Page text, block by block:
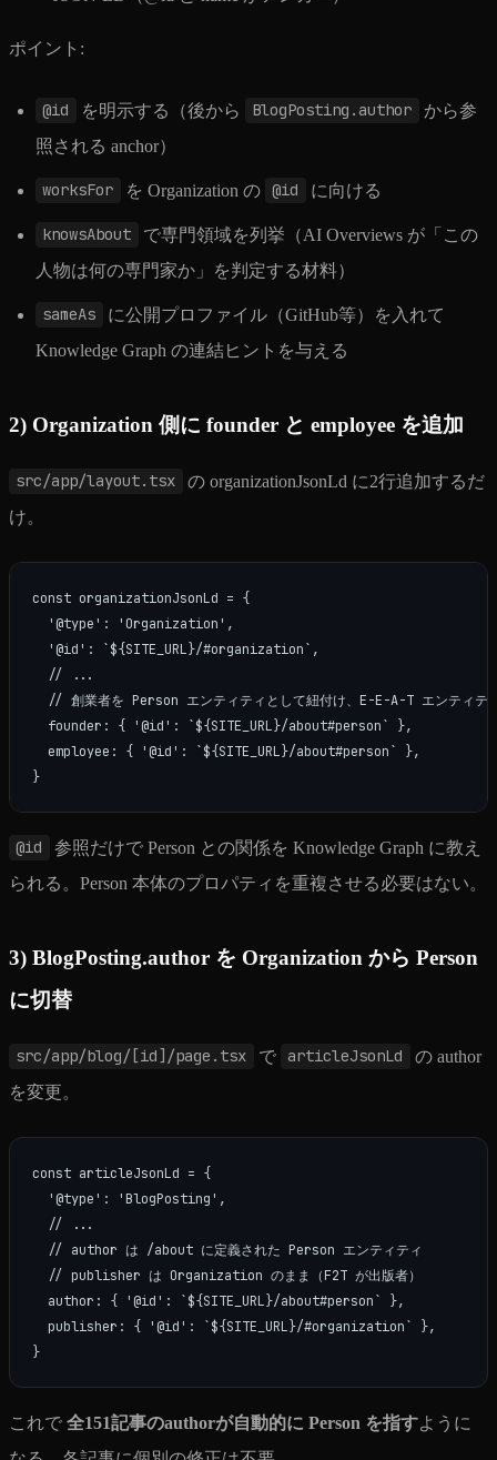
ポイント:
@id を明示する（後から BlogPosting.author
から参
照される anchor）
worksFor を Organization の @id に向ける
knowsAbout
で専門領域を列挙（AI Overviews が「この
人物は何の専門家か」を判定する材料）
sameAs
に公開プロファイル（GitHub等）を入れて
Knowledge Graph の連結ヒントを与える
2) Organization 側に founder と employee を追加
src/app/layout.tsx
の organizationJsonLd に2行追加するだ
け。
const organizationJsonLd = {
  '@type': 'Organization',
  '@id': `${SITE_URL}/#organization`,
  // ...
// 創業者を Person エンティティとして紐付け、E-E-A-T エンティテ
  founder: { '@id': `${SITE_URL}/about#person` },
  employee: { '@id': `${SITE_URL}/about#person` },
@id
参照だけで Person との関係を Knowledge Graph に教え
られる。Person 本体のプロパティを重複させる必要はない。
3) BlogPosting.author を Organization から Person
に切替
src/app/blog/[id]/page.tsx で articleJsonLd
の author
を変更。
const articleJsonLd = {
  '@type': 'BlogPosting',
  // ...
  // author は /about に定義された Person エンティティ
  // publisher は Organization のまま（F2T が出版者）
  author: { '@id': `${SITE_URL}/about#person` },
  publisher: { '@id': `${SITE_URL}/#organization` },
これで 全151記事のauthorが自動的に Person を指すように